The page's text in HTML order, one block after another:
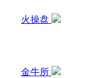
火操盘
金牛所